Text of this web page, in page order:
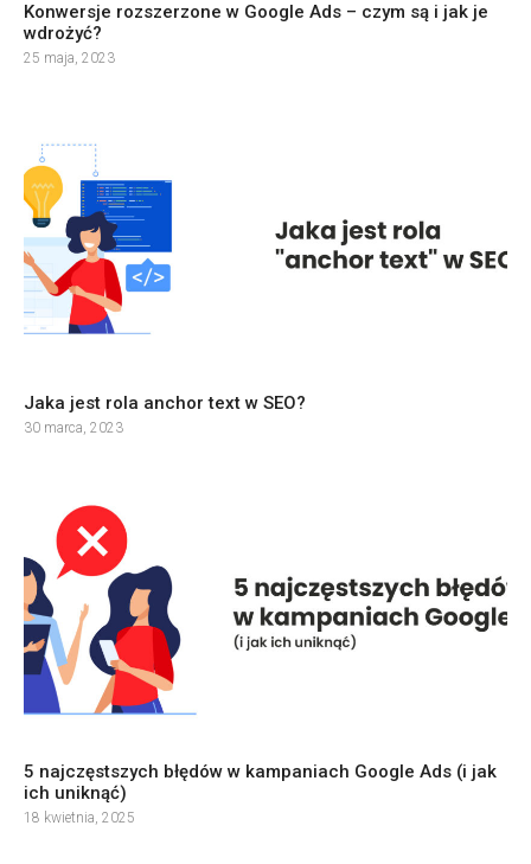
Konwersje rozszerzone w Google Ads – czym są i jak je
wdrożyć?
25 maja, 2023
Jaka jest rola anchor text w SEO?
30 marca, 2023
5 najczęstszych błędów w kampaniach Google Ads (i jak
ich uniknąć)
18 kwietnia, 2025